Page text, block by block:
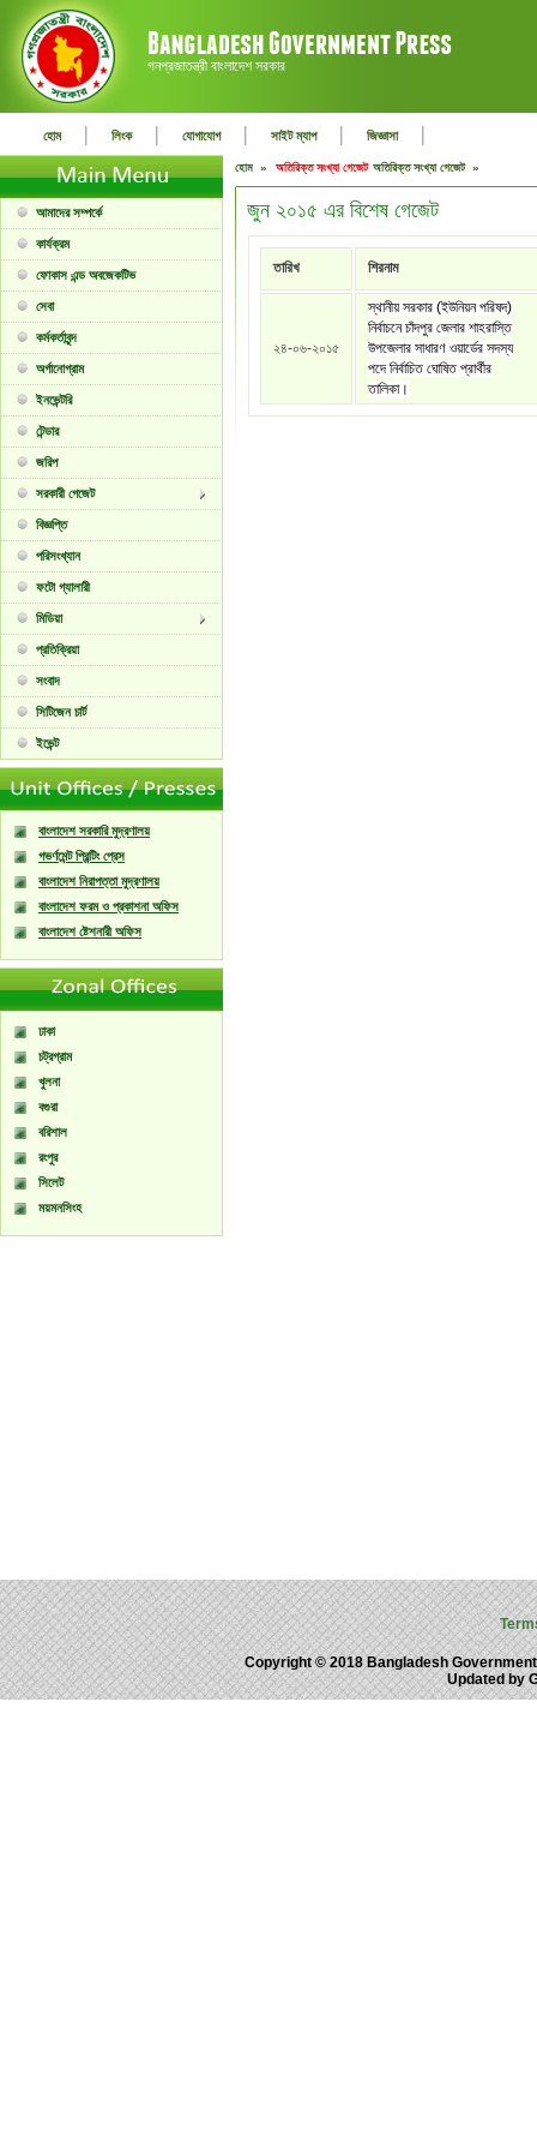
গনপ্রজাতন্ত্রী বাংলাদেশ সরকার
হোম | লিংক | যোগাযোগ | সাইট ম্যাপ | জিজ্ঞাসা |
আমাদের সম্পর্কে
কার্যক্রম
ফোকাস এন্ড অবজেকটিভ
সেবা
কর্মকর্তাবৃন্দ
অর্গানোগ্রাম
ইনভেন্টরি
টেন্ডার
জরিপ
সরকারী গেজেট
বিজ্ঞপ্তি
পরিসংখ্যান
ফটো গ্যালারী
মিডিয়া
প্রতিক্রিয়া
সংবাদ
সিটিজেন চার্ট
ইভেন্ট
বাংলাদেশ সরকারি মুদ্রণালয়
গভর্ণমেন্ট প্রিন্টিং প্রেস
বাংলাদেশ নিরাপত্তা মুদ্রণালয়
বাংলাদেশ ফরম ও প্রকাশনা অফিস
বাংলাদেশ ষ্টেশনারী অফিস
ঢাকা
চট্রগ্রাম
খুলনা
বগুরা
বরিশাল
রংপুর
সিলেট
ময়মনসিংহ
হোম » অতিরিক্ত সংখ্যা গেজেট অতিরিক্ত সংখ্যা গেজেট »
জুন ২০১৫ এর বিশেষ গেজেট
তারিখ শিরনাম
২৪-০৬-২০১৫
স্থানীয় সরকার (ইউনিয়ন পরিষদ)
নির্বাচনে চাঁদপুর জেলার শাহরাস্তি
উপজেলার সাধারণ ওয়ার্ডের সদস্য
পদে নির্বাচিত ঘোষিত প্রার্থীর
তালিকা।
Copyright © 2018 Bangladesh
Updated by